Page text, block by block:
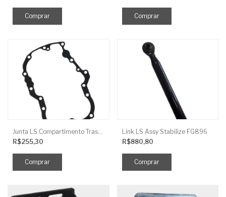
R$255,30
Link LS Assy Stabilize FG896
R$880,80